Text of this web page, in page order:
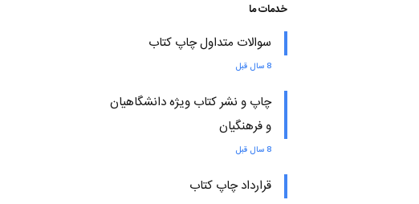
خدمات ما
سوالات متداول چاپ کتاب
8 سال قبل
چاپ و نشر کتاب ویژه دانشگاهیان
و فرهنگیان
8 سال قبل
قرارداد چاپ کتاب